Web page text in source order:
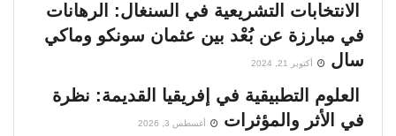
الانتخابات التشريعية في السنغال: الرهانات
في مبارزة عن بُعْد بين عثمان سونكو وماكي
سال
أكتوبر 21, 2024
العلوم التطبيقية في إفريقيا القديمة: نظرة
في الأثر والمؤثرات
أغسطس 3, 2026